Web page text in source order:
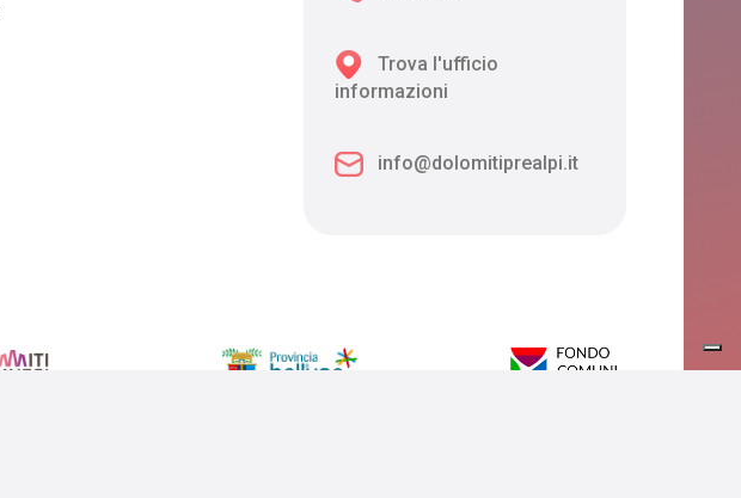
Trova l'ufficio
informazioni
info@dolomitiprealpi.it